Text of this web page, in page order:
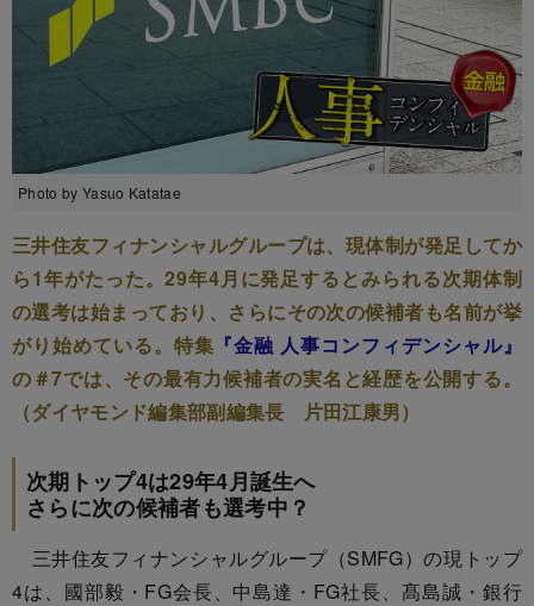
Photo by Yasuo Katatae
三井住友フィナンシャルグループは、現体制が発足してか
ら1年がたった。29年4月に発足するとみられる次期体制
の選考は始まっており、さらにその次の候補者も名前が挙
がり始めている。特集 『金融 人事コンフィデンシャル』
の＃7では、その最有力候補者の実名と経歴を公開する。
（ダイヤモンド編集部副編集長 片田江康男）
次期トップ4は29年4月誕生へ
さらに次の候補者も選考中？
三井住友フィナンシャルグループ（SMFG）の現トップ
4は、國部毅・FG会長、中島達・FG社長、髙島誠・銀行